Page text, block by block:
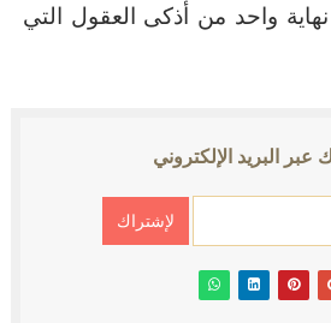
نهاية واحد من أذكى العقول التي
عبر البريد الإلكتروني